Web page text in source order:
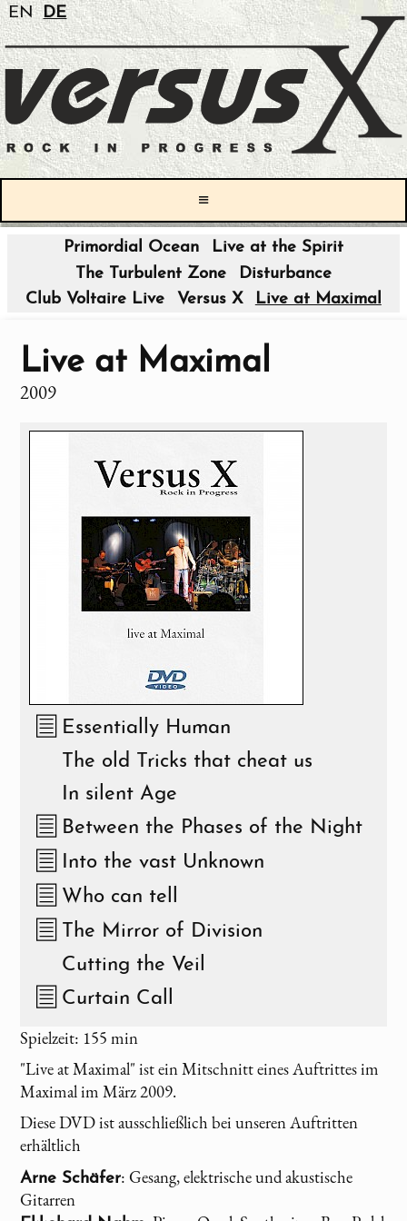
EN DE
≡
Primordial Ocean
Live at the Spirit
The Turbulent Zone
Disturbance
Club Voltaire Live
Versus X Live at Maximal
Live at Maximal
2009
Essentially Human
The old Tricks that cheat us
In silent Age
Between the Phases of the Night
Into the vast Unknown
Who can tell
The Mirror of Division
Cutting the Veil
Curtain Call
Spielzeit: 155 min
"Live at Maximal" ist ein Mitschnitt eines Auftrittes im
Maximal im März 2009.
Diese DVD ist ausschließlich bei unseren Auftritten
erhältlich
Arne Schäfer: Gesang, elektrische und akustische
Gitarren